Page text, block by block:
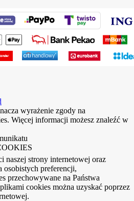
wyrażenie zgody na
Więcej informacji możesz znaleźć w
naszej strony internetowej oraz
osobistych preferencji,
przechowywane na Państwa
cookies można uzyskać poprzez